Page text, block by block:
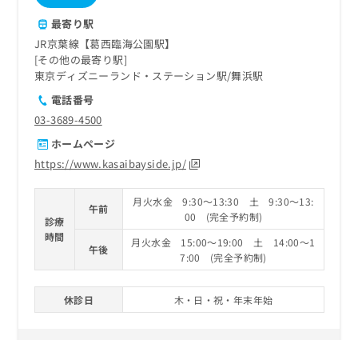
最寄り駅
JR京葉線【葛西臨海公園駅】
その他の最寄り駅
東京ディズニーランド・ステーション駅 舞浜駅
電話番号
03-3689-4500
ホームページ
https://www.kasaibayside.jp/
診療
時間
午前
月火水金 9:30～13:30 土 9:30～13:
00 (完全予約制)
午後
月火水金 15:00～19:00 土 14:00～1
7:00 (完全予約制)
休診日 木・日・祝・年末年始